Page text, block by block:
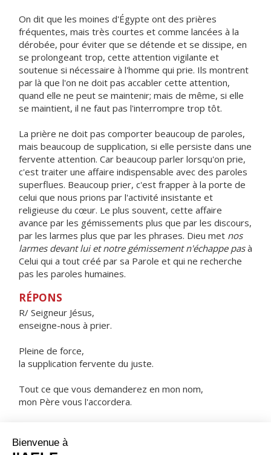
On dit que les moines d'Égypte ont des prières
fréquentes, mais très courtes et comme lancées à la
dérobée, pour éviter que se détende et se dissipe, en
se prolongeant trop, cette attention vigilante et
soutenue si nécessaire à l'homme qui prie. Ils montrent
par là que l'on ne doit pas accabler cette attention,
quand elle ne peut se maintenir; mais de même, si elle
se maintient, il ne faut pas l'interrompre trop tôt.
La prière ne doit pas comporter beaucoup de paroles,
mais beaucoup de supplication, si elle persiste dans une
fervente attention. Car beaucoup parler lorsqu'on prie,
c'est traiter une affaire indispensable avec des paroles
superflues. Beaucoup prier, c'est frapper à la porte de
celui que nous prions par l'activité insistante et
religieuse du cœur. Le plus souvent, cette affaire
avance par les gémissements plus que par les discours,
par les larmes plus que par les phrases. Dieu met nos
larmes devant lui et notre gémissement n'échappe pasà
Celui qui a tout créé par sa Parole et qui ne recherche
pas les paroles humaines.
RÉPONS
R/ Seigneur Jésus,
enseigne-nous à prier.
Pleine de force,
la supplication fervente du juste.
Tout ce que vous demanderez en mon nom,
mon Père vous l'accordera.
parfaite alors sera votre joie.